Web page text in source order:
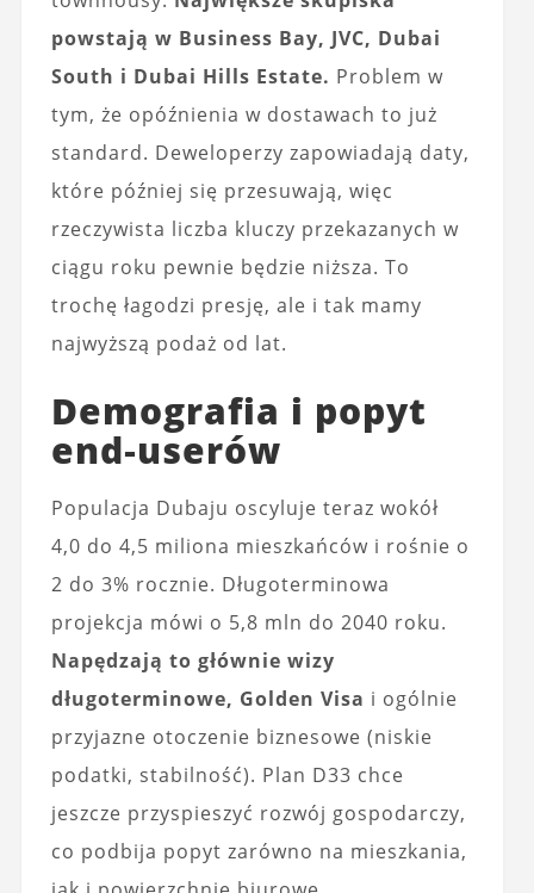
powstają w Business Bay, JVC, Dubai
South i Dubai Hills Estate. Problem w
tym, że opóźnienia w dostawach to już
standard. Deweloperzy zapowiadają daty,
które później się przesuwają, więc
rzeczywista liczba kluczy przekazanych w
ciągu roku pewnie będzie niższa. To
trochę łagodzi presję, ale i tak mamy
najwyższą podaż od lat.
Demografia i popyt
end‑userów
Populacja Dubaju oscyluje teraz wokół
4,0 do 4,5 miliona mieszkańców i rośnie o
2 do 3% rocznie. Długoterminowa
projekcja mówi o 5,8 mln do 2040 roku.
Napędzają to głównie wizy
długoterminowe, Golden Visa i ogólnie
przyjazne otoczenie biznesowe (niskie
podatki, stabilność). Plan D33 chce
jeszcze przyspieszyć rozwój gospodarczy,
co podbija popyt zarówno na mieszkania,